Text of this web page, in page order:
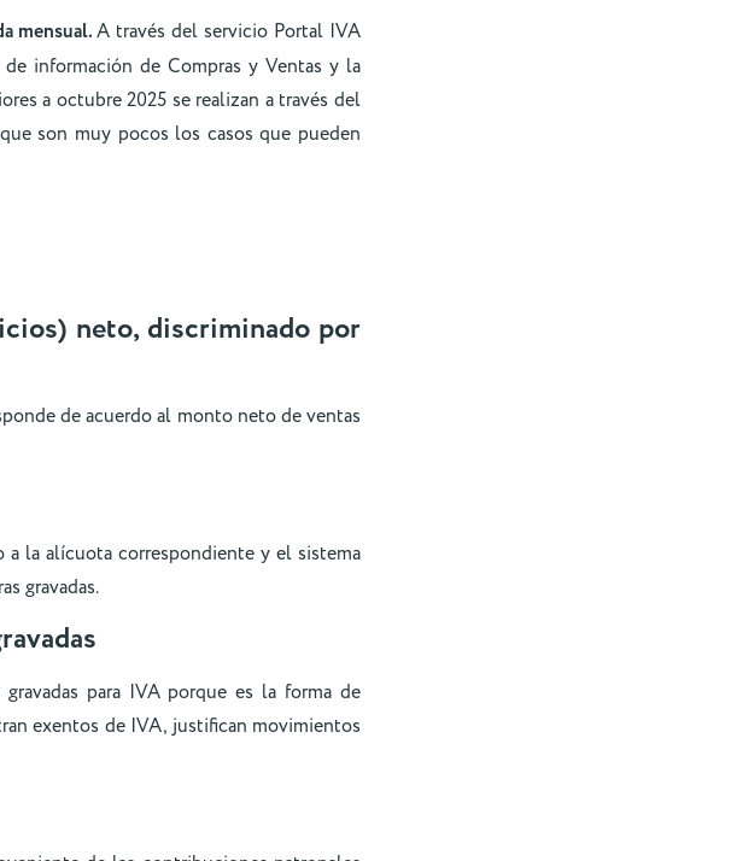
mensual.A través del servicio Portal IVA
información de Compras y Ventas y la
a octubre 2025 se realizan a través del
son muy pocos los casos que pueden
neto, discriminado por
de acuerdo al monto neto de ventas
a la alícuota correspondiente y el sistema
gravadas.
para IVA porque es la forma de
exentos de IVA, justifican movimientos